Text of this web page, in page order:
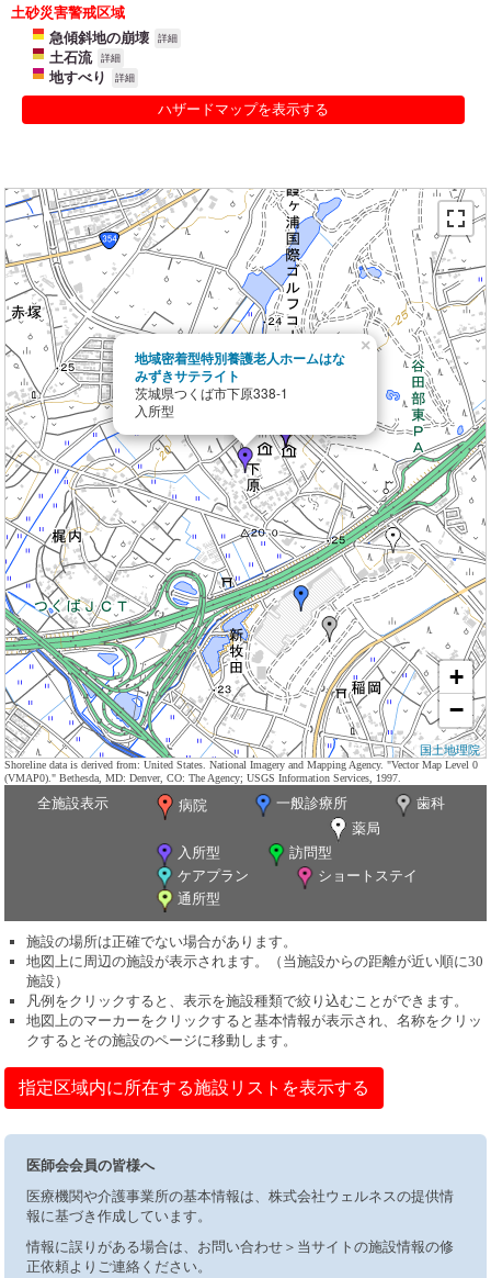
土砂災害警戒区域
急傾斜地の崩壊
詳細
土石流 詳細
地すべり 詳細
ハザードマップを表示する
地域密着型特別養護老人ホームはな
みずきサテライト
茨城県つくば市下原338-1
入所型
×
+
−
国土地理院
Shoreline data is derived from: United States. National Imagery and Mapping Agency. "Vector Map Level 0
(VMAP0)." Bethesda, MD: Denver, CO: The Agency; USGS Information Services, 1997.
全施設表示 病院 一般診療所
歯科
薬局
入所型
訪問型
ケアプラン
ショートステイ
通所型
施設の場所は正確でない場合があります。
地図上に周辺の施設が表示されます。（当施設からの距離が近い順に30
施設）
凡例をクリックすると、表示を施設種類で絞り込むことができます。
地図上のマーカーをクリックすると基本情報が表示され、名称をクリッ
クするとその施設のページに移動します。
指定区域内に所在する施設リストを表示する
医師会会員の皆様へ
医療機関や介護事業所の基本情報は、株式会社ウェルネスの提供情
報に基づき作成しています。
情報に誤りがある場合は、お問い合わせ＞当サイトの施設情報の修
正依頼よりご連絡ください。